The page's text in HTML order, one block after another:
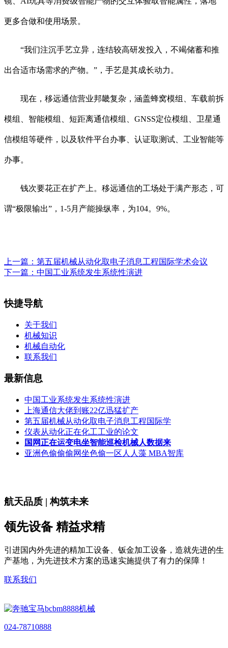
更多合做和使用场景。
“我们注沉手艺立异，连结较高研发投入，不竭储蓄和推
出合适市场需求的产物。”，手艺是其成长动力。
现在，移远通信营业邦畿复杂，涵盖蜂窝模组、车载前拆
模组、智能模组、短距离通信模组、GNSS定位模组、卫星通
信模组等硬件，以及软件平台办事、认证取测试、工业智能等
办事。
钱次要花正在扩产上。移远通信的工场处于满产形态，可
谓“极限输出”，1-5月产能操纵率，为104。9%。
上一篇： 第五届机械从动化取电子消息工程国际学术会议
下一篇： 中国工业系统发生系统性演进
快捷导航
关于我们
机械知识
机械自动化
联系我们
最新信息
中国工业系统发生系统性演进
上海通信大佬到账22亿迅猛扩产
第五届机械从动化取电子消息工程国际学
仪表从动化正在化工工业的论文
国网正在运变电坐智能巡检机械人数据来
亚洲色偷偷偷网坐色偷一区人人藻 MBA智库
航天品质 | 构筑未来
领先设备 精益求精
引进国内外先进的精加工设备、钣金加工设备，造就先进的生
产基地，为先进技术方案的迅速实施提供了有力的保障！
联系我们
024-78710888